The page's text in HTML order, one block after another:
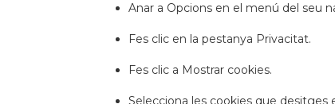
Anar a Opcions en el menú del seu
Fes clic en la pestanya Privacitat.
Fes clic a Mostrar cookies.
Selecciona les cookies que desitges